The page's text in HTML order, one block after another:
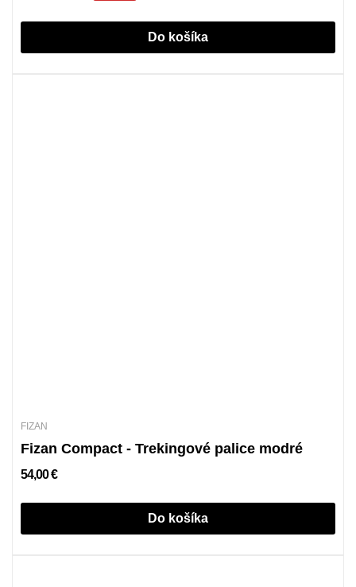
Do košíka
FIZAN
Fizan Compact - Trekingové palice modré
54,00 €
Do košíka